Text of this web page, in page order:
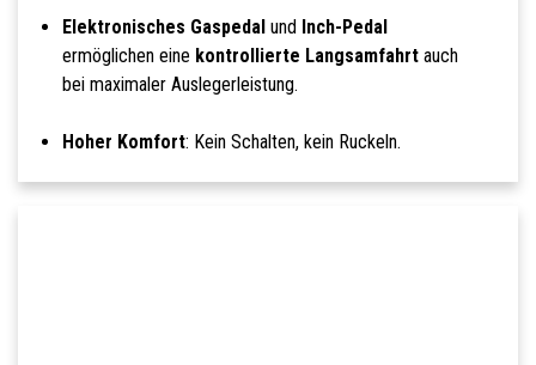
Elektronisches Gaspedal und Inch-Pedal
ermöglichen eine kontrollierte Langsamfahrtauch
bei maximaler Auslegerleistung.
Hoher Komfort: Kein Schalten, kein Ruckeln.